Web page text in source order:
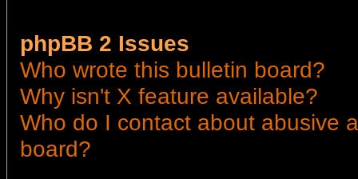
phpBB 2 Issues
Who wrote this bulletin board?
Why isn't X feature available?
Who do I contact about abusive
board?